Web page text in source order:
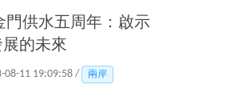
門供水五周年：啟示
的未來
08-11 19:09:58 / 兩岸